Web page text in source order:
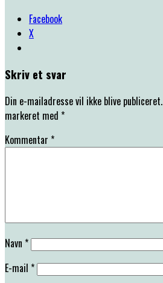
Facebook
X
Skriv et svar
Din e-mailadresse vil ikke blive publiceret.
markeret med *
Kommentar *
Navn *
E-mail *